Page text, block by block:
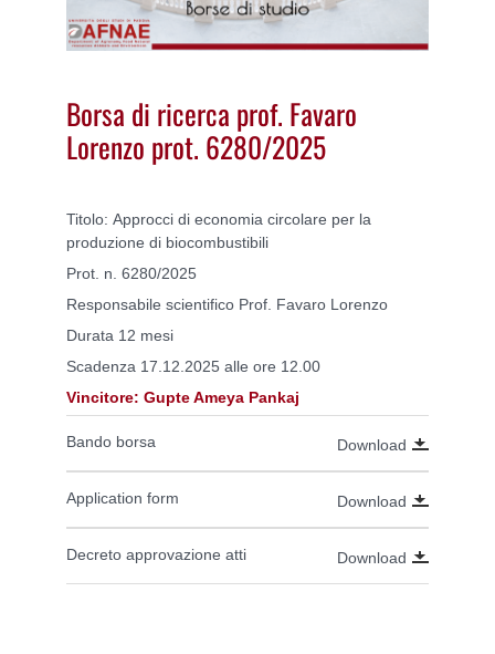
Borsa di ricerca prof. Favaro
Lorenzo prot. 6280/2025
Titolo: Approcci di economia circolare per la
produzione di biocombustibili
Prot. n. 6280/2025
Responsabile scientifico Prof. Favaro Lorenzo
Durata 12 mesi
Scadenza 17.12.2025 alle ore 12.00
Vincitore: Gupte Ameya Pankaj
Bando borsa Download
Application form Download
Decreto approvazione atti Download